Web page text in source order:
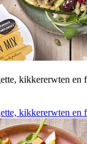
kikkererwten en
kikkererwten en